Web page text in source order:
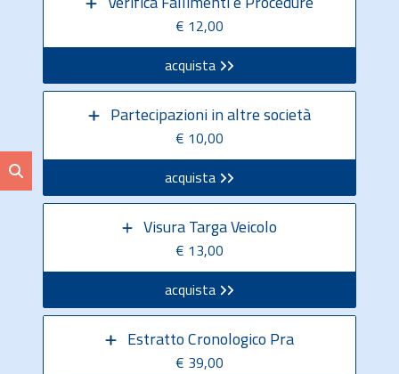
€ 12,00
acquista
Partecipazioni in altre società
€ 10,00
acquista
Visura Targa Veicolo
€ 13,00
acquista
Estratto Cronologico Pra
€ 39,00